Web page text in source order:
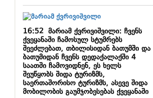
16:52მარიამ ქვრივიშვილი: ჩვენს
ქვეყანაში ჩამოსულ სტუმრებს
შეეძლებათ, თბილისიდან ბათუმში და
ბათუმიდან ჩვენს დედაქალაქში 4
საათში ჩამოვიდნენ, ეს ხელს
შეუწყობს შიდა ტურიზმს,
საერთაშორისო ტურიზმს, ასევე შიდა
მობილობის გაუმჯობესებას ქვეყანაში